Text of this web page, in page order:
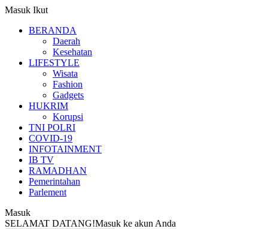
Masuk Ikut
BERANDA
Daerah
Kesehatan
LIFESTYLE
Wisata
Fashion
Gadgets
HUKRIM
Korupsi
TNI POLRI
COVID-19
INFOTAINMENT
IB TV
RAMADHAN
Pemerintahan
Parlement
Masuk
SELAMAT DATANG!Masuk ke akun Anda